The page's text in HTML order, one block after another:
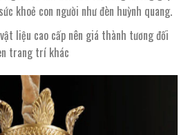
khoẻ con người như đèn huỳnh quang.
liệu cao cấp nên giá thành tương đối
trang trí khác